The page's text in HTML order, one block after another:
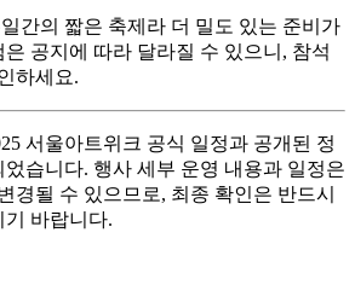
간의 짧은 축제라 더 밀도 있는 준비가
공지에 따라 달라질 수 있으니, 참석
하세요.
서울아트위크 공식 일정과 공개된 정
었습니다. 행사 세부 운영 내용과 일정은
경될 수 있으므로, 최종 확인은 반드시
바랍니다.